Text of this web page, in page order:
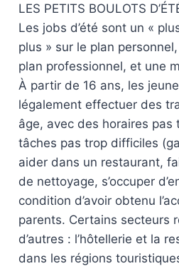
LES PETITS BOULOTS
Les jobs d’été sont un «
plus » sur le plan
plan professionnel, et une
À partir de 16 ans, les
légalement effectuer des
âge, avec des horaires pas
tâches pas trop difficiles
aider dans un restaurant,
de nettoyage, s’occuper
condition d’avoir obtenu
parents. Certains secteurs
d’autres : l’hôtellerie et la
dans les régions